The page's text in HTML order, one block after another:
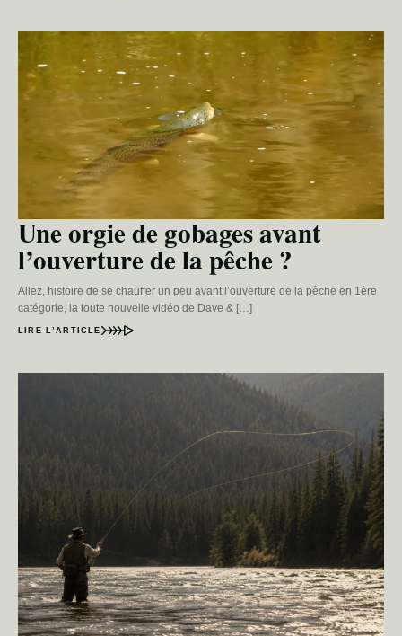
Une orgie de gobages avant
l’ouverture de la pêche ?
Allez, histoire de se chauffer un peu avant l’ouverture de la pêche en 1ère
catégorie, la toute nouvelle vidéo de Dave & […]
LIRE L’ARTICLE